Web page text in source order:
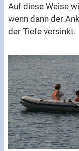
Auf diese Weise
wenn dann der
der Tiefe versinkt.